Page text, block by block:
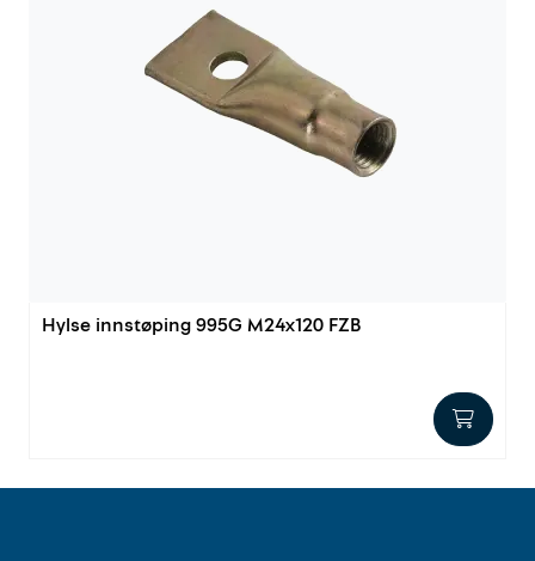
Hylse innstøping 995G M24x120 FZB